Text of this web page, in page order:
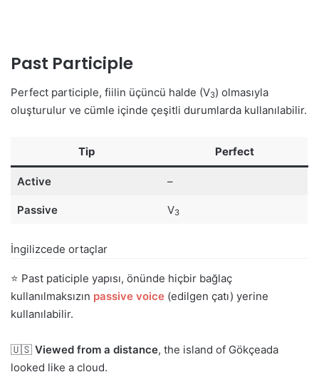
Past Participle
Perfect participle, fiilin üçüncü halde (V3) olmasıyla
oluşturulur ve cümle içinde çeşitli durumlarda kullanılabilir.
Tip Perfect
Active –
Passive V3
İngilizcede ortaçlar
⭐ Past paticiple yapısı, önünde hiçbir bağlaç
kullanılmaksızın passive voice (edilgen çatı) yerine
kullanılabilir.
🇺🇸 Viewed from a distance, the island of Gökçeada
looked like a cloud.